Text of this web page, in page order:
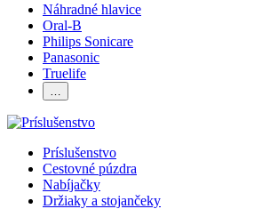
Náhradné hlavice
Oral-B
Philips Sonicare
Panasonic
Truelife
…
Príslušenstvo
Cestovné púzdra
Nabíjačky
Držiaky a stojančeky